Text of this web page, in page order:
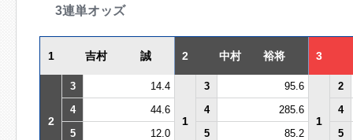
3連単オッズ
1 吉村 誠 2 中村 裕将 3
2
3 14.4
1
3 95.6
1
2
4
44.6 4 285.6
4
5
12.0 5 85.2
5